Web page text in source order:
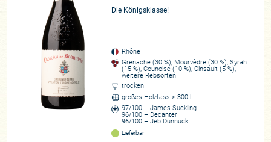
Die Königsklasse!
Rhône
Grenache (30 %), Mourvèdre (30 %), Syrah
(15 %), Counoise (10 %), Cinsault (5 %),
weitere Rebsorten
trocken
großes Holzfass > 300 l
97/100 – James Suckling
96/100 – Decanter
96/100 – Jeb Dunnuck
Lieferbar